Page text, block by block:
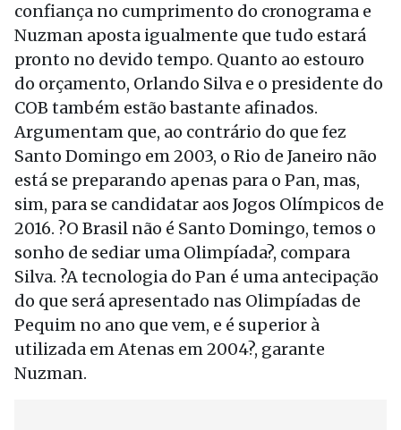
confiança no cumprimento do cronograma e
Nuzman aposta igualmente que tudo estará
pronto no devido tempo. Quanto ao estouro
do orçamento, Orlando Silva e o presidente do
COB também estão bastante afinados.
Argumentam que, ao contrário do que fez
Santo Domingo em 2003, o Rio de Janeiro não
está se preparando apenas para o Pan, mas,
sim, para se candidatar aos Jogos Olímpicos de
2016. ?O Brasil não é Santo Domingo, temos o
sonho de sediar uma Olimpíada?, compara
Silva. ?A tecnologia do Pan é uma antecipação
do que será apresentado nas Olimpíadas de
Pequim no ano que vem, e é superior à
utilizada em Atenas em 2004?, garante
Nuzman.